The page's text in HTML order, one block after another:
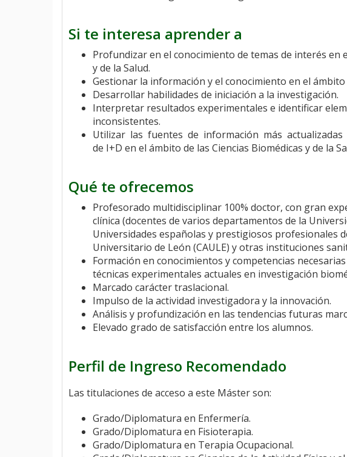
Si te interesa aprender a
Profundizar en el conocimiento de temas de interés en
y de la Salud.
Gestionar la información y el conocimiento en el ámbito
Desarrollar habilidades de iniciación a la investigación.
Interpretar resultados experimentales e identificar
inconsistentes.
Utilizar las fuentes de información más actualizadas
de I+D en el ámbito de las Ciencias Biomédicas y de la
Qué te ofrecemos
Profesorado multidisciplinar 100% doctor, con gran
clínica (docentes de varios departamentos de la
Universidades españolas y prestigiosos profesionales
Universitario de León (CAULE) y otras instituciones
Formación en conocimientos y competencias
técnicas experimentales actuales en investigación
Marcado carácter traslacional.
Impulso de la actividad investigadora y la innovación.
Análisis y profundización en las tendencias futuras
Elevado grado de satisfacción entre los alumnos.
Perfil de Ingreso Recomendado
Las titulaciones de acceso a este Máster son:
Grado/Diplomatura en Enfermería.
Grado/Diplomatura en Fisioterapia.
Grado/Diplomatura en Terapia Ocupacional.